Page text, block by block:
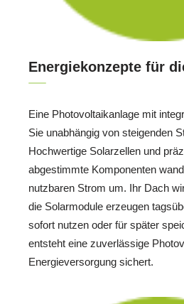
Energiekonzepte für
Eine Photovoltaikanlage mit
Sie unabhängig von steigenden
Hochwertige Solarzellen und
abgestimmte Komponenten
nutzbaren Strom um. Ihr Dach
die Solarmodule erzeugen
sofort nutzen oder für später
entsteht eine zuverlässige
Energieversorgung sichert.